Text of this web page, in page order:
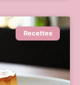
Recettes